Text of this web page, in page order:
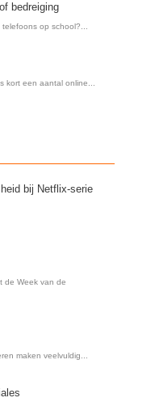
bedreiging
op school?...
kort een aantal online...
bij Netflix-serie
de Week van de
maken veelvuldig...